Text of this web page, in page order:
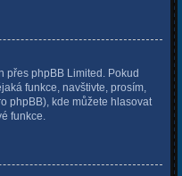
přes phpBB Limited. Pokud
funkce, navštivte, prosím,
phpBB), kde můžete hlasovat
funkce.